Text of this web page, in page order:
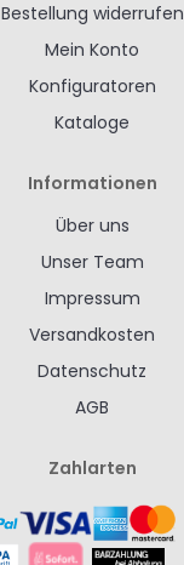
Bestellung widerrufen
Mein Konto
Konfiguratoren
Kataloge
Informationen
Über uns
Unser Team
Impressum
Versandkosten
Datenschutz
AGB
Zahlarten